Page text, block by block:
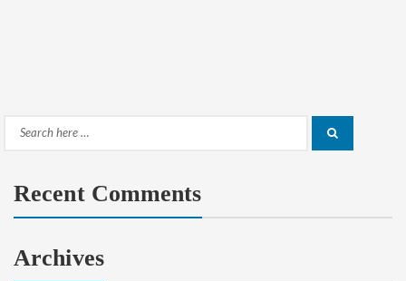
Search
Recent Comments
Archives